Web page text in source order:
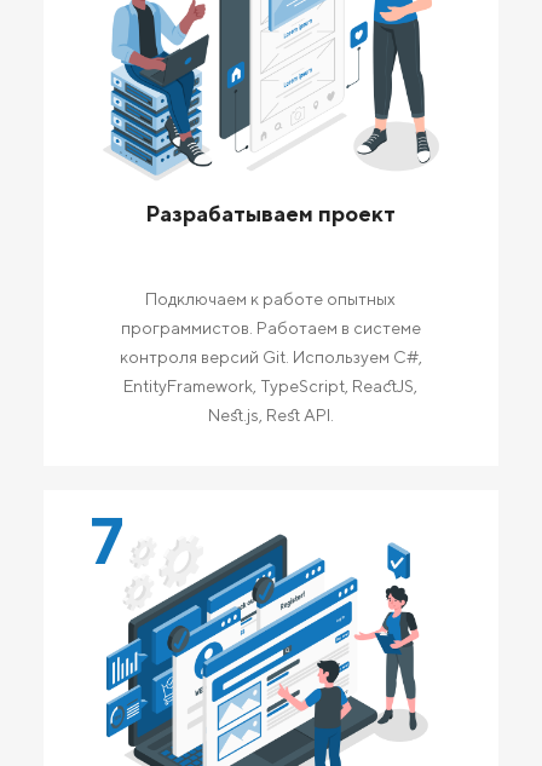
Разрабатываем проект
Подключаем к работе опытных
программистов. Работаем в системе
контроля версий Git. Используем C#,
EntityFramework, TypeScript, ReactJS,
Nest.js, Rest API.
7